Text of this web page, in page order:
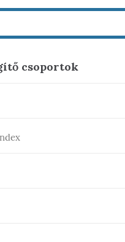
csoportok